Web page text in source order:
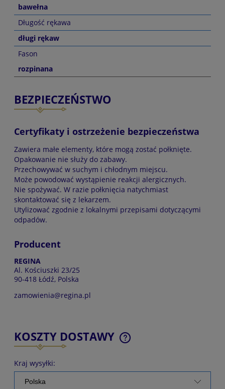
bawełna
Długość rękawa
długi rękaw
Fason
rozpinana
BEZPIECZEŃSTWO
Certyfikaty i ostrzeżenie bezpieczeństwa
Zawiera małe elementy, które mogą zostać połknięte.
Opakowanie nie służy do zabawy.
Przechowywać w suchym i chłodnym miejscu.
Może powodować wystąpienie reakcji alergicznych.
Nie spożywać. W razie połknięcia natychmiast
skontaktować się z lekarzem.
Utylizować zgodnie z lokalnymi przepisami dotyczącymi
odpadów.
Producent
REGINA
Al. Kościuszki 23/25
90-418 Łódź, Polska
zamowienia@regina.pl
KOSZTY DOSTAWY
CENA NIE ZAWIERA EWENTUALNYCH KOSZTÓW
PŁATNOŚCI
Kraj wysyłki: